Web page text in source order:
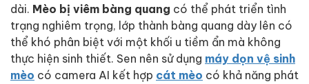
dài. Mèo bị viêm bàng quang có thể phát triển tình
trạng nghiêm trọng, lớp thành bàng quang dày lên có
thể khó phân biệt với một khối u tiềm ẩn mà không
thực hiện sinh thiết. Sen nên sử dụng máy dọn vệ sinh
mèo có camera AI kết hợp cát mèo có khả năng phát